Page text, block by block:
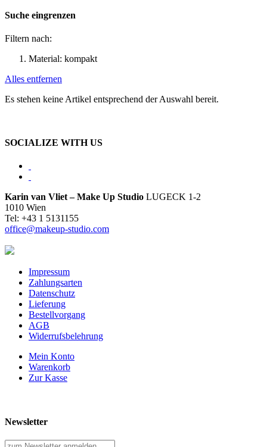
Suche eingrenzen
Filtern nach:
Material: kompakt
Alles entfernen
Es stehen keine Artikel entsprechend der Auswahl bereit.
SOCIALIZE WITH US
Karin van Vliet – Make Up Studio LUGECK 1-2
1010 Wien
Tel: +43 1 5131155
office@makeup-studio.com
Impressum
Zahlungsarten
Datenschutz
Lieferung
Bestellvorgang
AGB
Widerrufsbelehrung
Mein Konto
Warenkorb
Zur Kasse
Newsletter